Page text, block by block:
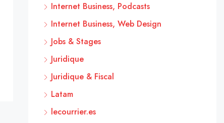
Internet Business, Podcasts
Internet Business, Web Design
Jobs & Stages
Juridique
Juridique & Fiscal
Latam
lecourrier.es